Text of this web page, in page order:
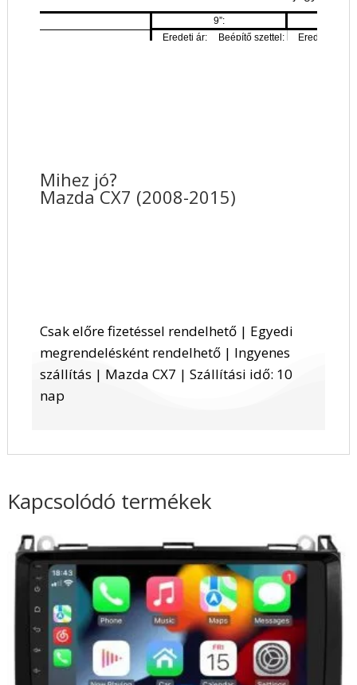
Mihez jó?
Mazda CX7 (2008-2015)
Csak előre fizetéssel rendelhető | Egyedi
megrendelésként rendelhető | Ingyenes
szállítás | Mazda CX7 | Szállítási idő: 10
nap
Kapcsolódó termékek